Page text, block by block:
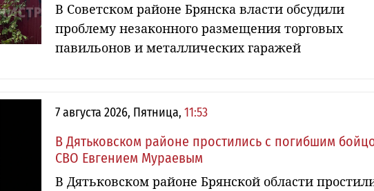
В Советском районе Брянска власти обсудили
проблему незаконного размещения торговых
павильонов и металлических гаражей
7 августа 2026, Пятница, 11:53
В Дятьковском районе простились с погибшим
СВО Евгением Мураевым
В Дятьковском районе Брянской области